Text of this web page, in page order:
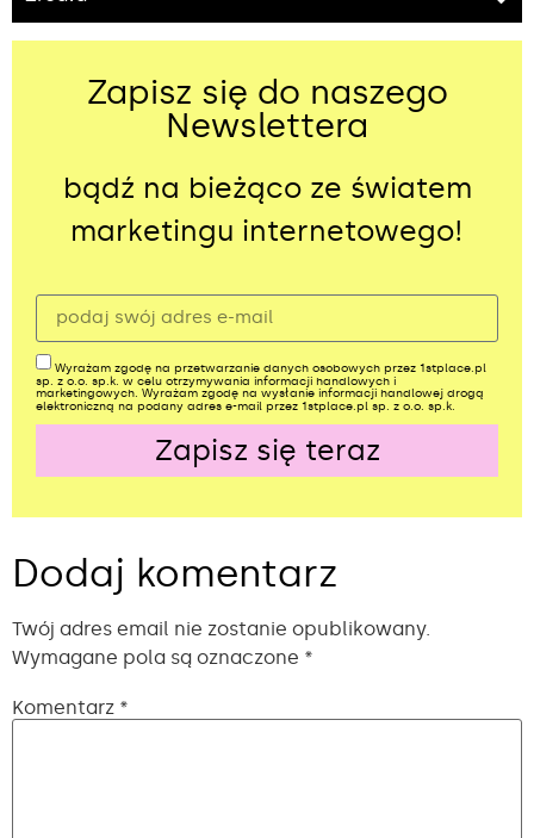
Zapisz się do naszego
Newslettera
bądź na bieżąco ze światem
marketingu internetowego!
Wyrażam zgodę na przetwarzanie danych osobowych przez 1stplace.pl
sp. z o.o. sp.k. w celu otrzymywania informacji handlowych i
marketingowych. Wyrażam zgodę na wysłanie informacji handlowej drogą
elektroniczną na podany adres e-mail przez 1stplace.pl sp. z o.o. sp.k.
Zapisz się teraz
Dodaj komentarz
Twój adres email nie zostanie opublikowany.
Wymagane pola są oznaczone *
Komentarz *